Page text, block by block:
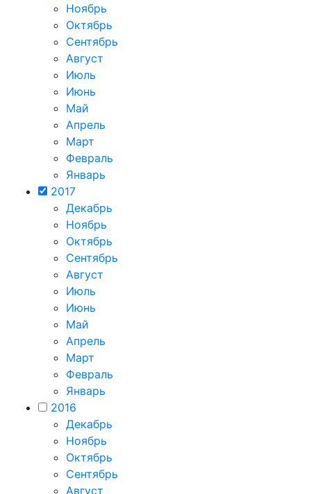
Ноябрь
Октябрь
Сентябрь
Август
Июль
Июнь
Май
Апрель
Март
Февраль
Январь
2017
Декабрь
Ноябрь
Октябрь
Сентябрь
Август
Июль
Июнь
Май
Апрель
Март
Февраль
Январь
2016
Декабрь
Ноябрь
Октябрь
Сентябрь
Август